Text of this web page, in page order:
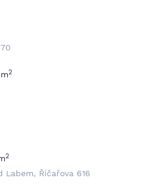
2
2
Labem, Říčařova 616